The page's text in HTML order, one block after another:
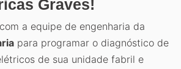
Graves!
a equipe de engenharia da
para programar o diagnóstico de
de sua unidade fabril e